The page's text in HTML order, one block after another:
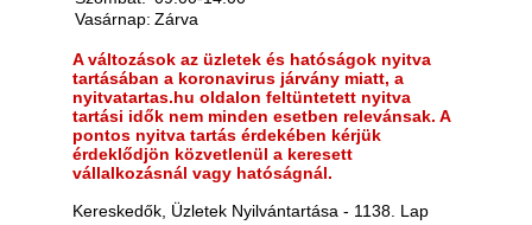
Vasárnap: Zárva
A változások az üzletek és hatóságok nyitva
tartásában a koronavirus járvány miatt, a
nyitvatartas.hu oldalon feltüntetett nyitva
tartási idők nem minden esetben relevánsak. A
pontos nyitva tartás érdekében kérjük
érdeklődjön közvetlenül a keresett
vállalkozásnál vagy hatóságnál.
Kereskedők, Üzletek Nyilvántartása - 1138. Lap